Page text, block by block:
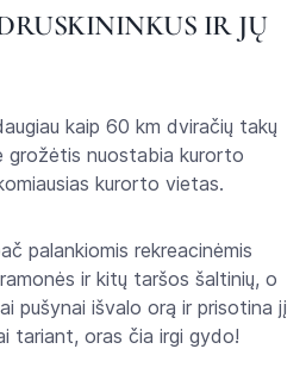
IR JŲ
kaip 60 km dviračių takų
grožėtis nuostabia kurorto
kurorto vietas.
palankiomis rekreacinėmis
ir kitų taršos šaltinių, o
pušynai išvalo orą ir prisotina jį
tariant, oras čia irgi gydo!